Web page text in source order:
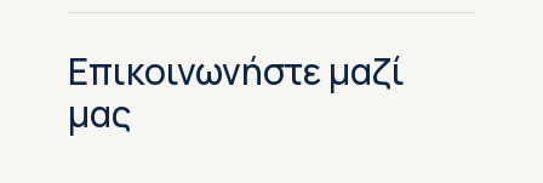
Επικοινωνήστε μαζί
μας